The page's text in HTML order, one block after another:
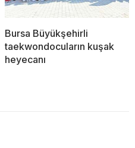
Bursa Büyükşehirli
taekwondocuların kuşak
heyecanı